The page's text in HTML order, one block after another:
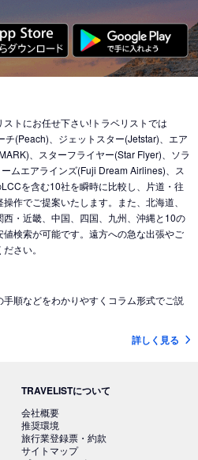
トにお任せ下さい!トラベリストでは
(Peach)、ジェットスター(Jetstar)、エア
、スターフライヤー(Star Flyer)、ソラ
ムエアラインズ(Fuji Dream Airlines)、ス
を含む10社を瞬時に比較し、片道・往
作でご提案いたします。また、北海道、
・近畿、中国、四国、九州、沖縄と10の
検索が可能です。遠方への急な出張やご
さい。
順などをわかりやすくコラム形式でご説
詳しく見る
TRAVELISTについて
会社概要
推奨環境
旅行業登録票・約款
サイトマップ